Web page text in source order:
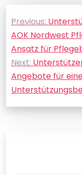
Previous:
AOK Nordwest
Ansatz für
Next:
Angebote für